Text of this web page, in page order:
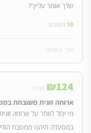
שלך אומר עלייך?
10 תומכים
₪124 ומעלה
ארוחה זוגית משובחת במסעדת
במסעדה תיהנו ממטבח הודי